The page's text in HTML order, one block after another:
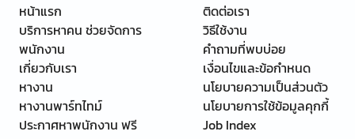
หน้าแรก
บริการหาคน ช่วยจัดการ
พนักงาน
เกี่ยวกับเรา
หางาน
หางานพาร์ทไทม์
ประกาศหาพนักงาน ฟรี
ติดต่อเรา
วิธีใช้งาน
คำถามที่พบบ่อย
เงื่อนไขและข้อกำหนด
นโยบายความเป็นส่วนตัว
นโยบายการใช้ข้อมูลคุกกี้
Job Index